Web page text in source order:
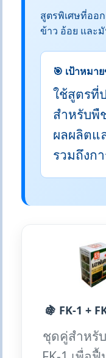
สูตรพิเศษที่ออ
ข้าว อ้อย และ
🎯 เป้าหมา
ใช้สูตรที่
สำหรับพื
ผลผลิต
รวมถึงก
🍇 FK-1 +
ชุดคู่สำหรั